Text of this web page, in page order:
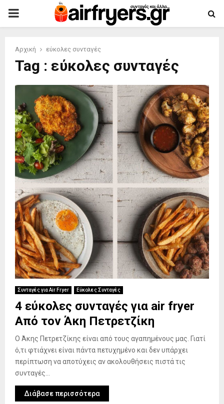
PRIMARY
Αρχική εύκολες συνταγές
Tag : εύκολες συνταγές
Συνταγές για Air Fryer Εύκολες Συνταγές
4 εύκολες συνταγές για air fryer
Από τον Άκη Πετρετζίκη
Ο Άκης Πετρετζίκης είναι από τους αγαπημένους μας. Γιατί
ό,τι φτιάχνει είναι πάντα πετυχημένο και δεν υπάρχει
περίπτωση να αποτύχεις αν ακολουθήσεις πιστά τις
συνταγές...
Διάβασε περισσότερα